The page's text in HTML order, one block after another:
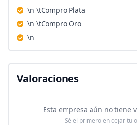
\n \tCompro Plata
\n \tCompro Oro
\n
Valoraciones
Esta empresa aún no tiene
Sé el primero en dejar tu